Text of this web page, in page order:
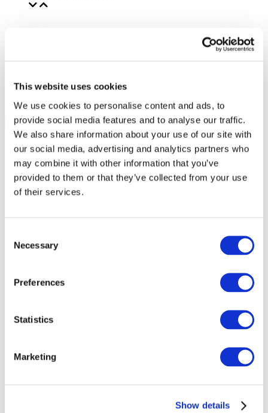
This website uses cookies
We use cookies to personalise content and ads, to
provide social media features and to analyse our traffic.
We also share information about your use of our site with
our social media, advertising and analytics partners who
may combine it with other information that you’ve
provided to them or that they’ve collected from your use
of their services.
Selection
Necessary
Preferences
Statistics
Marketing
Show details
Todos los